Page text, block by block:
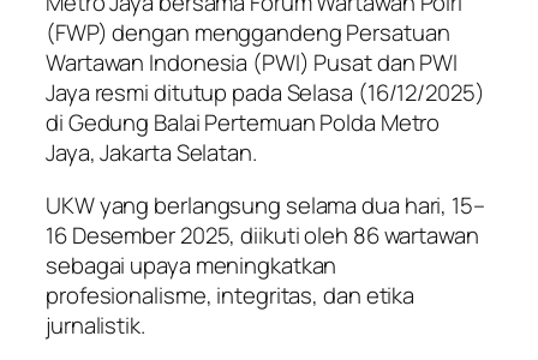
(FWP) dengan menggandeng Persatuan
Wartawan Indonesia (PWI) Pusat dan PWI
Jaya resmi ditutup pada Selasa (16/12/2025)
di Gedung Balai Pertemuan Polda Metro
Jaya, Jakarta Selatan.
UKW yang berlangsung selama dua hari, 15–
16 Desember 2025, diikuti oleh 86 wartawan
sebagai upaya meningkatkan
profesionalisme, integritas, dan etika
jurnalistik.